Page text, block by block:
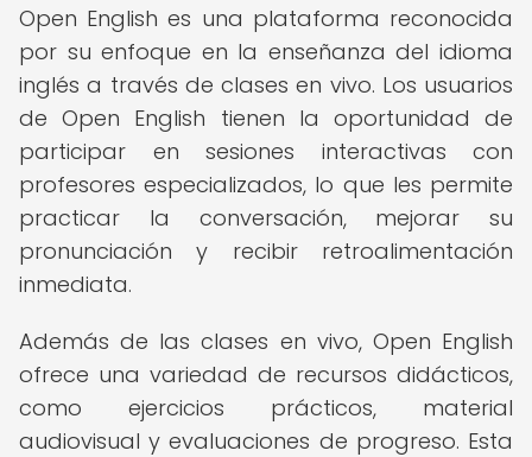
Open English es una plataforma reconocida
por su enfoque en la enseñanza del idioma
inglés a través de clases en vivo. Los usuarios
de Open English tienen la oportunidad de
participar en sesiones interactivas con
profesores especializados, lo que les permite
practicar la conversación, mejorar su
pronunciación y recibir retroalimentación
inmediata.
Además de las clases en vivo, Open English
ofrece una variedad de recursos didácticos,
como ejercicios prácticos, material
audiovisual y evaluaciones de progreso. Esta